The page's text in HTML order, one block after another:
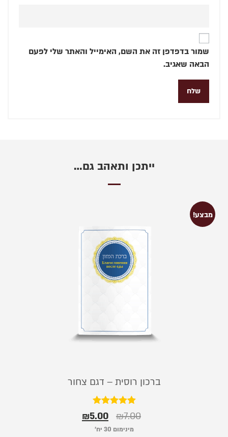
שמור בדפדפן זה את השם, האימייל והאתר שלי לפעם
הבאה שאגיב.
ייתכן ותאהב גם…
מבצע!
ברכון רוסית – דגם צחור
דורג
5.00
מתוך 5
₪7.00
₪5.00
מינימום 30 יח׳